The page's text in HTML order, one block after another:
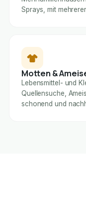
Sprays, mit
Motten &
Lebensmittel- und
Quellensuche,
schonend und